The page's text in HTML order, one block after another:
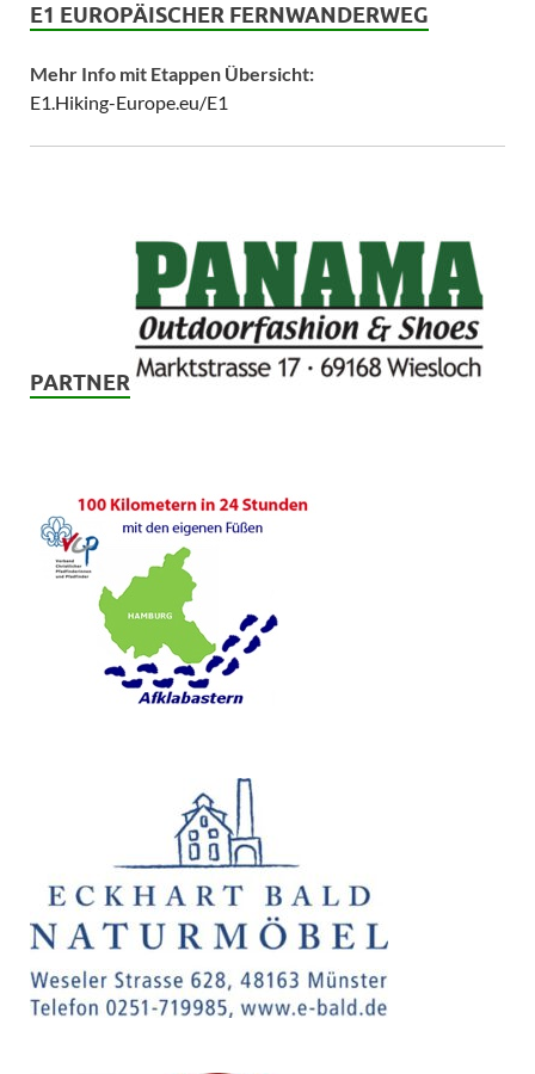
E1 EUROPÄISCHER FERNWANDERWEG
Mehr Info mit Etappen Übersicht:
E1.Hiking-Europe.eu/E1
PARTNER